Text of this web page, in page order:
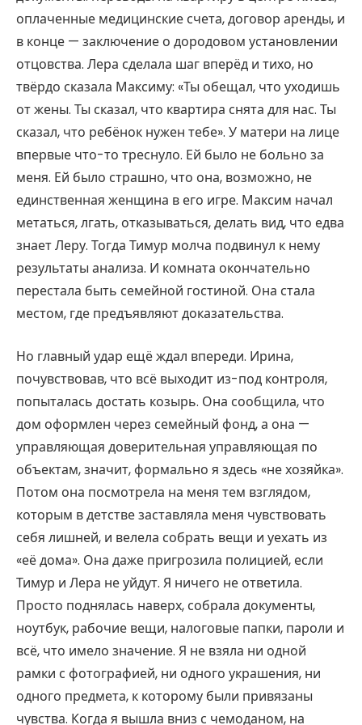
оплаченные медицинские счета, договор аренды, и
в конце — заключение о дородовом установлении
отцовства. Лера сделала шаг вперёд и тихо, но
твёрдо сказала Максиму: «Ты обещал, что уходишь
от жены. Ты сказал, что квартира снята для нас. Ты
сказал, что ребёнок нужен тебе». У матери на лице
впервые что-то треснуло. Ей было не больно за
меня. Ей было страшно, что она, возможно, не
единственная женщина в его игре. Максим начал
метаться, лгать, отказываться, делать вид, что едва
знает Леру. Тогда Тимур молча подвинул к нему
результаты анализа. И комната окончательно
перестала быть семейной гостиной. Она стала
местом, где предъявляют доказательства.
Но главный удар ещё ждал впереди. Ирина,
почувствовав, что всё выходит из-под контроля,
попыталась достать козырь. Она сообщила, что
дом оформлен через семейный фонд, а она —
управляющая доверительная управляющая по
объектам, значит, формально я здесь «не хозяйка».
Потом она посмотрела на меня тем взглядом,
которым в детстве заставляла меня чувствовать
себя лишней, и велела собрать вещи и уехать из
«её дома». Она даже пригрозила полицией, если
Тимур и Лера не уйдут. Я ничего не ответила.
Просто поднялась наверх, собрала документы,
ноутбук, рабочие вещи, налоговые папки, пароли и
всё, что имело значение. Я не взяла ни одной
рамки с фотографией, ни одного украшения, ни
одного предмета, к которому были привязаны
чувства. Когда я вышла вниз с чемоданом, на